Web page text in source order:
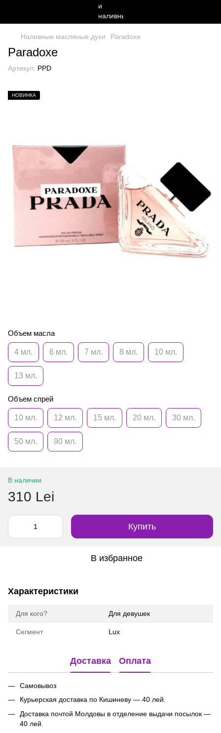
Наливные масляные духи Paradoxe
Paradoxe
Артикул: PPD
НОВИНКА
Объем масла
4 мл. 6 мл. 7 мл. 8 мл. 10 мл.
13 мл.
Объем спрей
10 мл. 12 мл. 15 мл. 20 мл. 30 мл.
50 мл. 90 мл.
В наличии
310 Lei
Купить
В избранное
Характеристики
Для кого? Для девушек
Сегмент Lux
Доставка Оплата
Самовывоз
Курьерская доставка по Кишиневу — 40 лей.
Доставка почтой Молдовы в отделение выдачи посылок —
40 лей.